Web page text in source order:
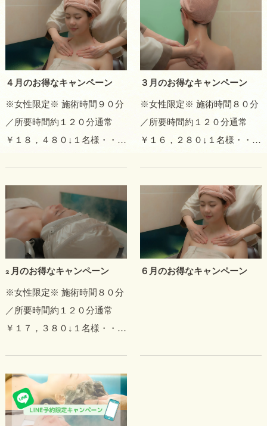
￥１５，４００＜施術工程＞
カウンセリングマイクロスコ
ープ診断…
￥１５，０００＜施術工程＞
カウンセリングマイクロスコ
ープ診断…
４月のお得なキャンペーン
※女性限定※ 施術時間９０分
／所要時間約１２０分通常
￥１８，４８０↓１名様・・・
￥１５，３００＜施術工程＞
カウンセリングマイクロスコ
ープ診断…
３月のお得なキャンペーン
※女性限定※ 施術時間８０分
／所要時間約１２０分通常
￥１６，２８０↓１名様・・・
￥１３，８００＜施術工程＞
カウンセリングマイクロスコ
ープ診断…
2 月のお得なキャンペーン
※女性限定※ 施術時間８０分
／所要時間約１２０分通常
￥１７，３８０↓１名様・・・
￥１４，８００＜施術工程＞
カウンセリングマイクロスコ
ープ診断…
６月のお得なキャンペーン